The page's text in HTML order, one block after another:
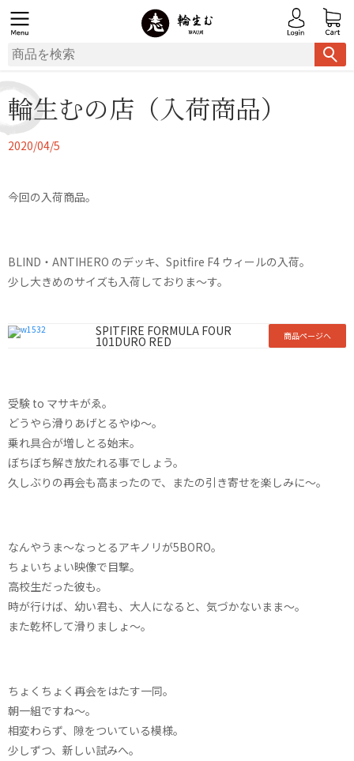
輪生むの店（入荷商品）
2020/04/5
今回の入荷商品。
BLIND・ANTIHERO のデッキ、Spitfire F4 ウィールの入荷。
少し大きめのサイズも入荷しておりま〜す。
SPITFIRE FORMULA FOUR
101DURO RED 商品ページへ
受験 to マサキがゑ。
どうやら滑りあげとるやゆ〜。
乗れ具合が増しとる始末。
ぼちぼち解き放たれる事でしょう。
久しぶりの再会も高まったので、またの引き寄せを楽しみに〜。
なんやうま〜なっとるアキノリが5BORO。
ちょいちょい映像で目撃。
高校生だった彼も。
時が行けば、幼い君も、大人になると、気づかないまま〜。
また乾杯して滑りましょ〜。
ちょくちょく再会をはたす一同。
朝一組ですね〜。
相変わらず、隙をついている模様。
少しずつ、新しい試みへ。